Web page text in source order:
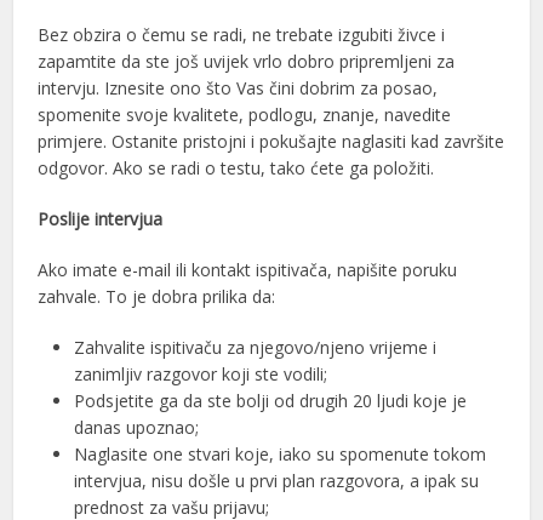
Bez obzira o čemu se radi, ne trebate izgubiti živce i
zapamtite da ste još uvijek vrlo dobro pripremljeni za
intervju. Iznesite ono što Vas čini dobrim za posao,
spomenite svoje kvalitete, podlogu, znanje, navedite
primjere. Ostanite pristojni i pokušajte naglasiti kad završite
odgovor. Ako se radi o testu, tako ćete ga položiti.
Poslije intervjua
Ako imate e-mail ili kontakt ispitivača, napišite poruku
zahvale. To je dobra prilika da:
Zahvalite ispitivaču za njegovo/njeno vrijeme i
zanimljiv razgovor koji ste vodili;
Podsjetite ga da ste bolji od drugih 20 ljudi koje je
danas upoznao;
Naglasite one stvari koje, iako su spomenute tokom
intervjua, nisu došle u prvi plan razgovora, a ipak su
prednost za vašu prijavu;